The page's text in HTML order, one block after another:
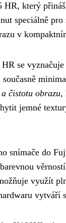
HR, který
speciálně
v
se
čistotu obrazu,
jemné
snímače do
využít
vytváří